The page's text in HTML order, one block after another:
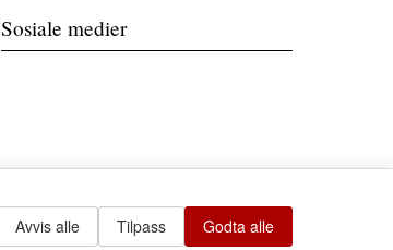
Sosiale medier
Avvis alle Tilpass Godta alle